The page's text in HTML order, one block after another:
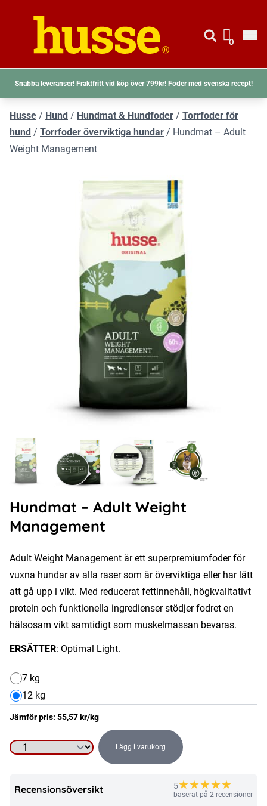
Husse logotyp
Gå till
Visa
0
Snabba leveranser! Fraktfritt vid köp över 799kr! Foder med svenska recept!
Husse / Hund / Hundmat & Hundfoder / Torrfoder för
hund / Torrfoder överviktiga hundar / Hundmat – Adult
Weight Management
Hundmat – Adult Weight
Management
Adult Weight Management är ett superpremiumfoder för
vuxna hundar av alla raser som är överviktiga eller har lätt
att gå upp i vikt. Med reducerat fettinnehåll, högkvalitativt
protein och funktionella ingredienser stödjer fodret en
hälsosam vikt samtidigt som muskelmassan bevaras.
ERSÄTTER: Optimal Light.
7 kg
12 kg
Jämför pris: 55,57 kr/kg
Hundmat
Adult
Lägg i varukorg
Recensionsöversikt 5★★★★★
baserat på 2 recensioner